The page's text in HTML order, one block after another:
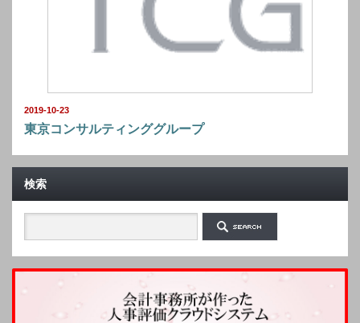
2019-10-23
東京コンサルティンググループ
検索